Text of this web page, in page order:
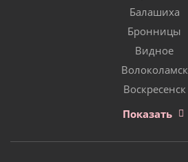
Балашиха
Бронницы
Видное
Волоколамск
Воскресенск
Показать